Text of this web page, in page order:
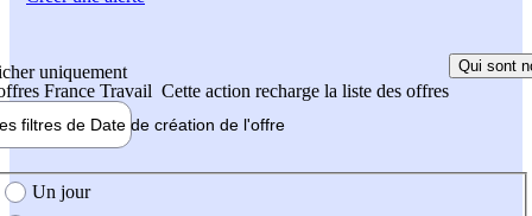
uniquement
France Travail Cette action recharge la liste des offres
Qui sont
filtres de Date de création de l'offre
création de l'offre
Un jour